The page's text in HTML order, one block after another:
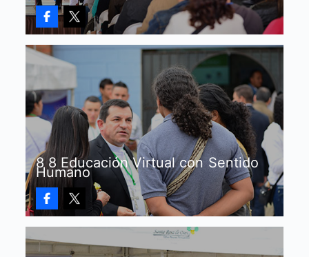
8 8 Educación Virtual con Sentido
Humano